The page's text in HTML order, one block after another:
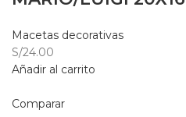
Macetas decorativas
S/24.00
Añadir al carrito
Comparar